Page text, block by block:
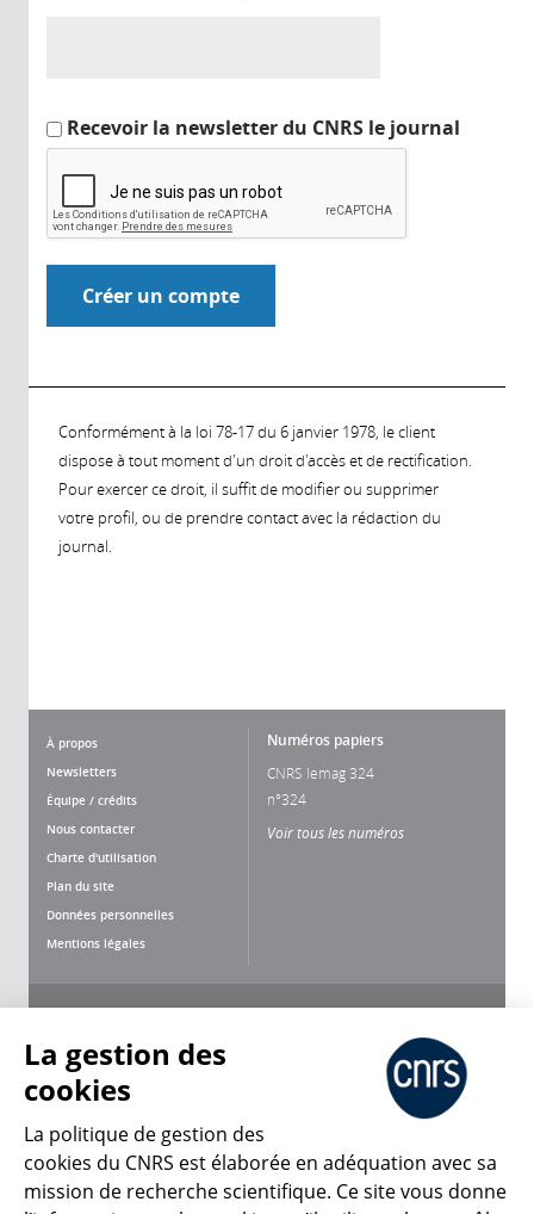
Recevoir la newsletter du CNRS le journal
Conformément à la loi 78-17 du 6 janvier 1978, le client
dispose à tout moment d'un droit d'accès et de rectification.
Pour exercer ce droit, il suffit de modifier ou supprimer
votre profil, ou de prendre contact avec la rédaction du
journal.
À propos
Newsletters
Équipe / crédits
Nous contacter
Charte d'utilisation
Plan du site
Données personnelles
Mentions légales
Numéros papiers
CNRS lemag 324
n°324
Voir tous les numéros
CNRS Le Mag
La gestion des
cookies
La politique de gestion des
cookies du CNRS est élaborée en adéquation avec sa
mission de recherche scientifique. Ce site vous donne